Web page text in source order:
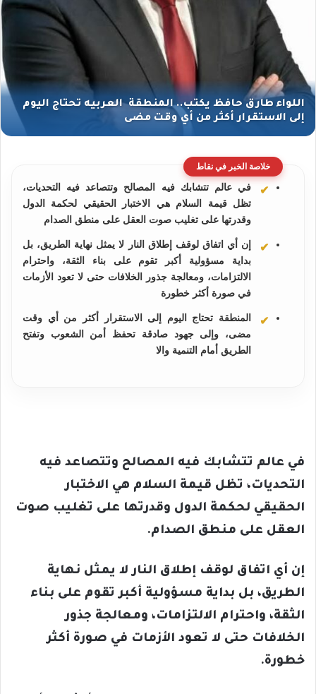
خلاصة الخبر في نقاط
في عالم تتشابك فيه المصالح وتتصاعد فيه التحديات،
تظل قيمة السلام هي الاختبار الحقيقي لحكمة الدول
وقدرتها على تغليب صوت العقل على منطق الصدام
إن أي اتفاق لوقف إطلاق النار لا يمثل نهاية الطريق، بل
بداية مسؤولية أكبر تقوم على بناء الثقة، واحترام
الالتزامات، ومعالجة جذور الخلافات حتى لا تعود الأزمات
في صورة أكثر خطورة
المنطقة تحتاج اليوم إلى الاستقرار أكثر من أي وقت
مضى، وإلى جهود صادقة تحفظ أمن الشعوب وتفتح
الطريق أمام التنمية والا
في عالم تتشابك فيه المصالح وتتصاعد فيه
التحديات، تظل قيمة السلام هي الاختبار
الحقيقي لحكمة الدول وقدرتها على تغليب صوت
العقل على منطق الصدام.
إن أي اتفاق لوقف إطلاق النار لا يمثل نهاية
الطريق، بل بداية مسؤولية أكبر تقوم على بناء
الثقة، واحترام الالتزامات، ومعالجة جذور
الخلافات حتى لا تعود الأزمات في صورة أكثر
خطورة.